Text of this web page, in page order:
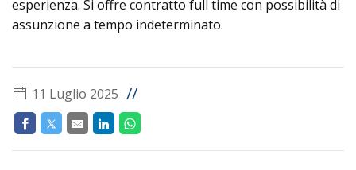
esperienza. Si offre contratto full time con possibilità di
assunzione a tempo indeterminato.
11 Luglio 2025 //